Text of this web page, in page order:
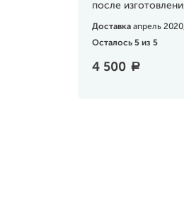
после
Доставка апрель
Осталось 5 из 5
4 500 a